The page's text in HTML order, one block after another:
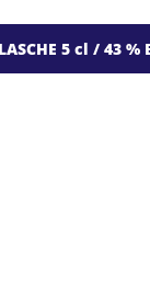
5 cl / 43